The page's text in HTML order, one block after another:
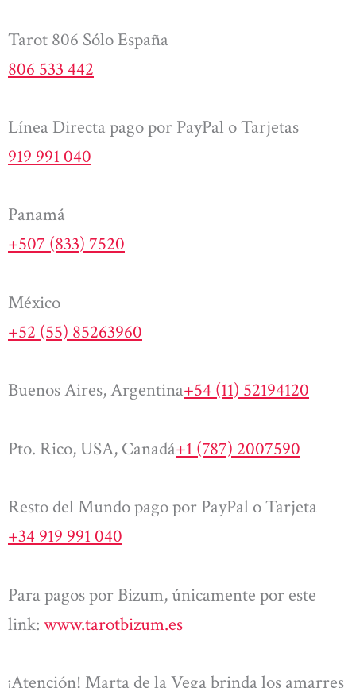
Tarot 806 Sólo España
806 533 442
Línea Directa pago por PayPal o Tarjetas
919 991 040
Panamá
+507 (833) 7520
México
+52 (55) 85263960
Buenos Aires, Argentina+54 (11) 52194120
Pto. Rico, USA, Canadá+1 (787) 2007590
Resto del Mundo pago por PayPal o Tarjeta
+34 919 991 040
Para pagos por Bizum, únicamente por este
link: www.tarotbizum.es
¡Atención! Marta de la Vega brinda los amarres